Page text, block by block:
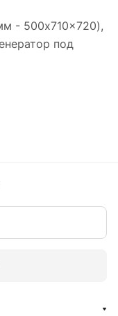
- 500x710x720),
под